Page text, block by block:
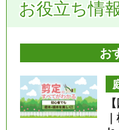
お役立ち情
お